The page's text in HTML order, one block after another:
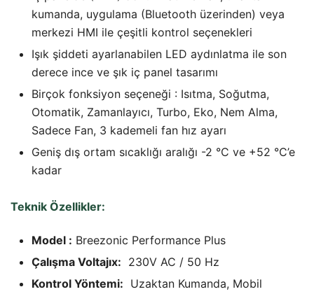
kumanda, uygulama (Bluetooth üzerinden) veya
merkezi HMI ile çeşitli kontrol seçenekleri
Işık şiddeti ayarlanabilen LED aydınlatma ile son
derece ince ve şık iç panel tasarımı
Birçok fonksiyon seçeneği : Isıtma, Soğutma,
Otomatik, Zamanlayıcı, Turbo, Eko, Nem Alma,
Sadece Fan, 3 kademeli fan hız ayarı
Geniş dış ortam sıcaklığı aralığı -2 °C ve +52 °C’e
kadar
Teknik Özellikler:
Model : Breezonic Performance Plus
Çalışma Voltajıx: 230V AC / 50 Hz
Kontrol Yöntemi: Uzaktan Kumanda, Mobil